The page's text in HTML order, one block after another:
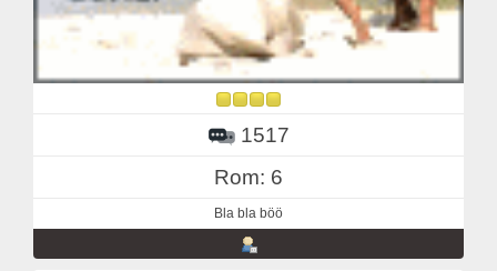
1517
Rom: 6
Bla bla böö